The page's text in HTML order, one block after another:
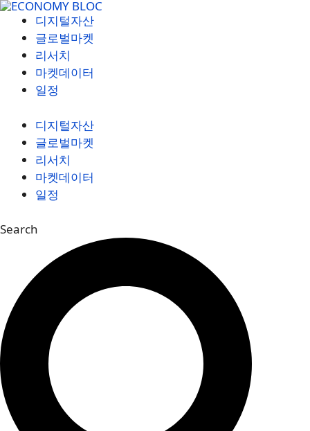
컨
디지털자산
글로벌마켓
리서치
마켓데이터
일정
디지털자산
글로벌마켓
리서치
마켓데이터
일정
Search